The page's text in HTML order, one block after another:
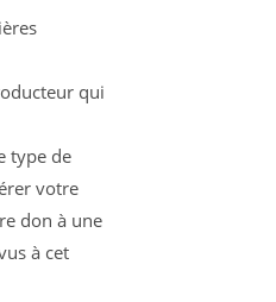
qui
type de
votre
don à une
à cet